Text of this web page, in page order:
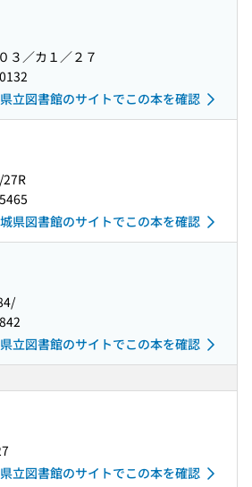
３／カ１／２７
立図書館のサイトでこの本を確認
県図書館のサイトでこの本を確認
立図書館のサイトでこの本を確認
立図書館のサイトでこの本を確認